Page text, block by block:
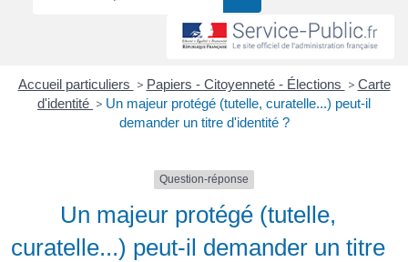
Accueil particuliers > Papiers - Citoyenneté - Élections > Carte
d'identité > Un majeur protégé (tutelle, curatelle...) peut-il
demander un titre d'identité ?
Question-réponse
Un majeur protégé (tutelle,
curatelle...) peut-il demander un titre